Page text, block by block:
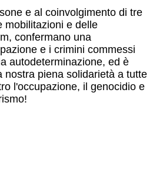
e al coinvolgimento di tre
mobilitazioni e delle
confermano una
e i crimini commessi
autodeterminazione, ed è
nostra piena solidarietà a tutte
l'occupazione, il genocidio e